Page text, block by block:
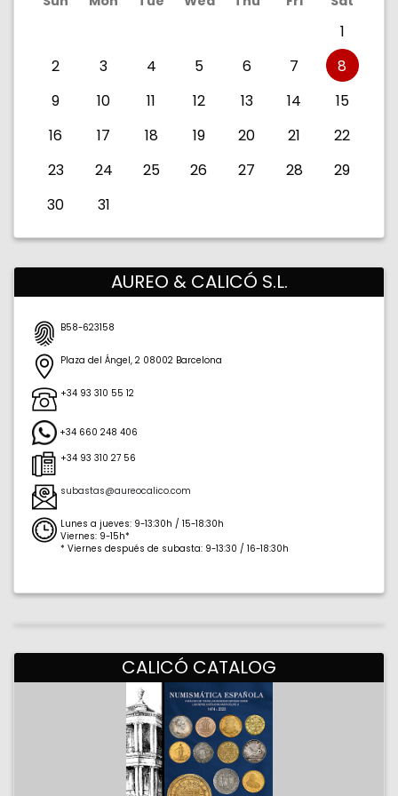
1
2
3 4 5 6 7
8
9
10 11 12 13 14
15
16
17 18 19 20 21
22
23
24 25 26 27 28
29
30
31
AUREO & CALICÓ S.L.
B58-623158
Plaza del Ángel, 2 08002 Barcelona
+34 93 310 55 12
+34 660 248 406
+34 93 310 27 56
subastas@aureocalico.com
Lunes a jueves: 9-13:30h / 15-18:30h
Viernes: 9-15h*
* Viernes después de subasta: 9-13:30 / 16-18:30h
CALICÓ CATALOG